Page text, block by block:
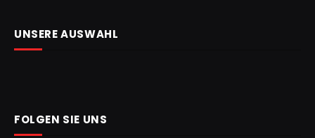
UNSERE AUSWAHL
FOLGEN SIE UNS